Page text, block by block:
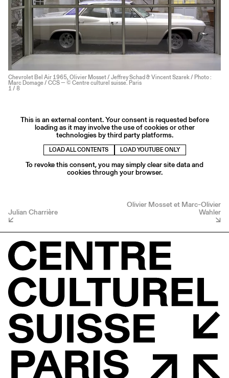
Chevrolet Bel Air 1965, Olivier Mosset / Jeffrey Schad & Vincent Szarek / Photo :
Marc Domage / CCS — © Centre culturel suisse. Paris
1 / 8
This is an external content. Your consent is requested before
loading as it may involve the use of cookies or other
technologies by third party platforms.
LOAD ALL CONTENTS LOAD YOUTUBE ONLY
To revoke this consent, you may simply clear site data and
cookies through your browser.
Julian Charrière
Olivier Mosset et Marc-Olivier
Wahler